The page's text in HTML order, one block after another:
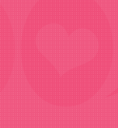
ジ（トレーデ